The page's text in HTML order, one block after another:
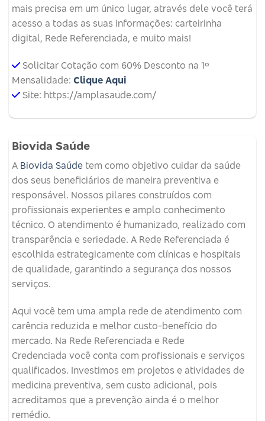
mais precisa em um único lugar, através dele você terá
acesso a todas as suas informações: carteirinha
digital, Rede Referenciada, e muito mais!
Solicitar Cotação com 60% Desconto na 1º
Mensalidade: Clique Aqui
Site: https://amplasaude.com/
Biovida Saúde
A Biovida Saúde tem como objetivo cuidar da saúde
dos seus beneficiários de maneira preventiva e
responsável. Nossos pilares construídos com
profissionais experientes e amplo conhecimento
técnico. O atendimento é humanizado, realizado com
transparência e seriedade. A Rede Referenciada é
escolhida estrategicamente com clínicas e hospitais
de qualidade, garantindo a segurança dos nossos
serviços.
Aqui você tem uma ampla rede de atendimento com
carência reduzida e melhor custo-benefício do
mercado. Na Rede Referenciada e Rede
Credenciada você conta com profissionais e serviços
qualificados. Investimos em projetos e atividades de
medicina preventiva, sem custo adicional, pois
acreditamos que a prevenção ainda é o melhor
remédio.